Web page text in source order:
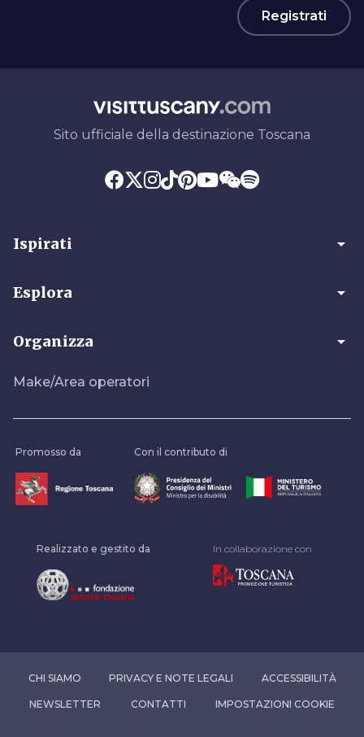
Registrati
Sito ufficiale della destinazione Toscana
Ispirati arrow_drop_down
Esplora arrow_drop_down
Organizza arrow_drop_down
Make/Area operatori
Promosso da Con il contributo di
Realizzato e gestito da In collaborazione con
CHI SIAMO PRIVACY E NOTE LEGALI ACCESSIBILITÀ
NEWSLETTER CONTATTI IMPOSTAZIONI COOKIE